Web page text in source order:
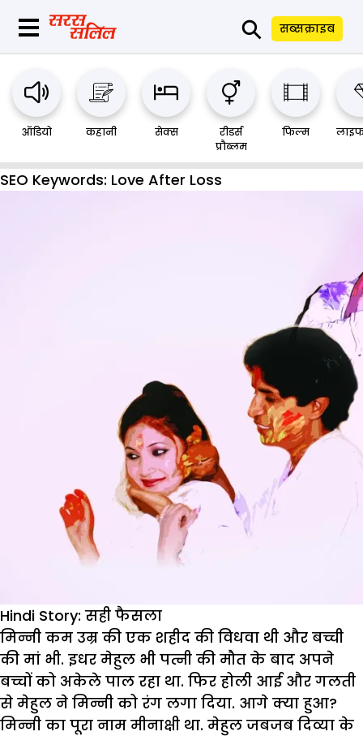
⚲ सब्सक्राइब
ऑडियो कहानी सेक्स
रीडर्स
प्रौब्लम
फिल्म
SEO Keywords: Love After Loss
Hindi Story: सही फैसला
मिन्नी कम उम्र की एक शहीद की विधवा थी और बच्ची
की मां भी. इधर मेहुल भी पत्नी की मौत के बाद अपने
बच्चों को अकेले पाल रहा था. फिर होली आई और गलती
से मेहुल ने मिन्नी को रंग लगा दिया. आगे क्या हुआ?
मिन्नी का पूरा नाम मीनाक्षी था. मेहुल जबजब दिव्या के